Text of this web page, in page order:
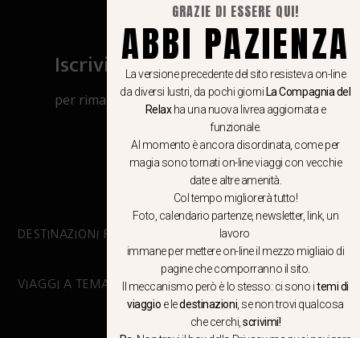
Iscriviti al canale Whatsapp
per rimanere aggiornato su viaggi, eventi
CLICCA QUI
DESTINAZIONI PRINCIPALI
VIAGGI A TEMA
GRAZIE DI ESSERE QUI!
ABBI PAZIENZA
La versione precedente del sito resisteva on-line
da diversi lustri, da pochi giorni La Compagnia del
Relaxha una nuova livrea aggiornata e
funzionale.
Al momento è ancora disordinata, come per
magia sono tornati on-line viaggi con vecchie
date e altre amenità.
Col tempo migliorerà tutto!
Foto, calendario partenze, newsletter, link, un
lavoro
immane per mettere on-line il mezzo migliaio di
pagine che comporranno il sito.
Il meccanismo però è lo stesso: ci sono itemi di
viaggio e ledestinazioni , se non trovi qualcosa
che cerchi,scrivimi!